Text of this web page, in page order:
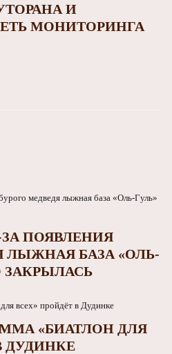
И
МОНИТОРИНГА
ПОЯВЛЕНИЯ
ЛЫЖНАЯ БАЗА «ОЛЬ-
ЗАКРЫЛАСЬ
«БИАТЛОН ДЛЯ
ДУДИНКЕ